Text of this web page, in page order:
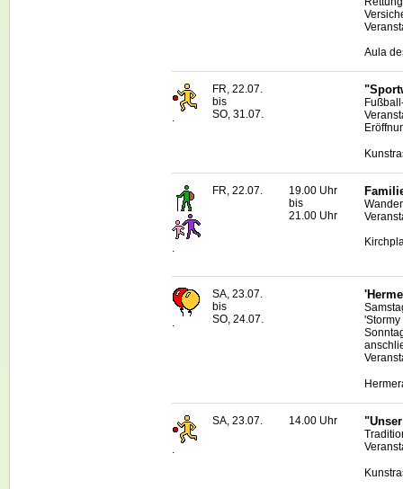
Aula
.
FR, 22.07.
bis
SO, 31.07.
.
FR, 22.07.
19.00 Uhr
bis
21.00 Uhr
.
SA, 23.07.
bis
SO, 24.07.
.
SA, 23.07. 14.00 Uhr